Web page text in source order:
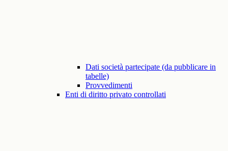
Dati società partecipate (da pubblicare in
tabelle)
Provvedimenti
Enti di diritto privato controllati